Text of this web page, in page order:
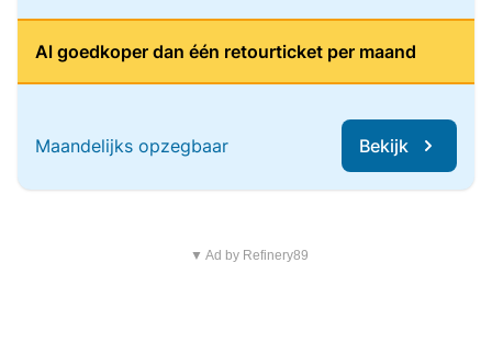
Al goedkoper dan één retourticket per maand
Maandelijks opzegbaar Bekijk
▼ Ad by Refinery89